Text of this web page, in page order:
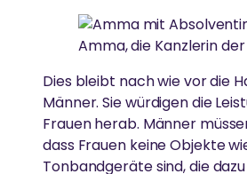
Amma, die Kanzlerin
Dies bleibt nach wie vor die
Männer. Sie würdigen die
Frauen herab. Männer
dass Frauen keine Objekte
Tonbandgeräte sind, die